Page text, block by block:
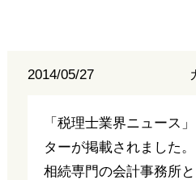
2014/05/27
「税理士業界ニュース
ターが掲載されました。
相続専門の会計事務所